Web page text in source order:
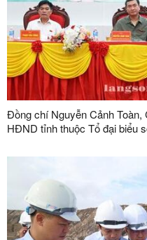
Đồng chí Nguyễn Cảnh
HĐND tỉnh thuộc Tổ đại biểu